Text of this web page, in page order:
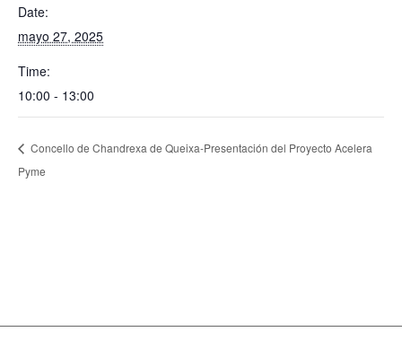
Date:
mayo 27, 2025
Time:
10:00 - 13:00
Concello de Chandrexa de Queixa-Presentación del Proyecto Acelera
Pyme